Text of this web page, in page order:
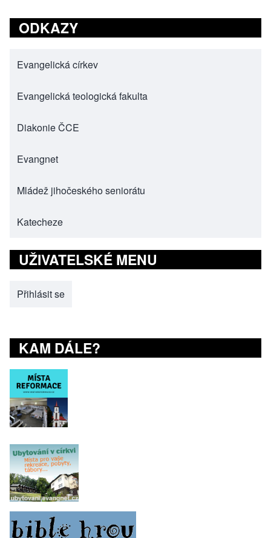
ODKAZY
Evangelická církev
(opens in new tab)
Evangelická teologická fakulta
(opens in new tab)
Diakonie ČCE
(opens in new tab)
Evangnet
(opens in new tab)
Mládež jihočeského seniorátu
(opens in new tab)
Katecheze
(opens in new tab)
UŽIVATELSKÉ MENU
Přihlásit se
KAM DÁLE?